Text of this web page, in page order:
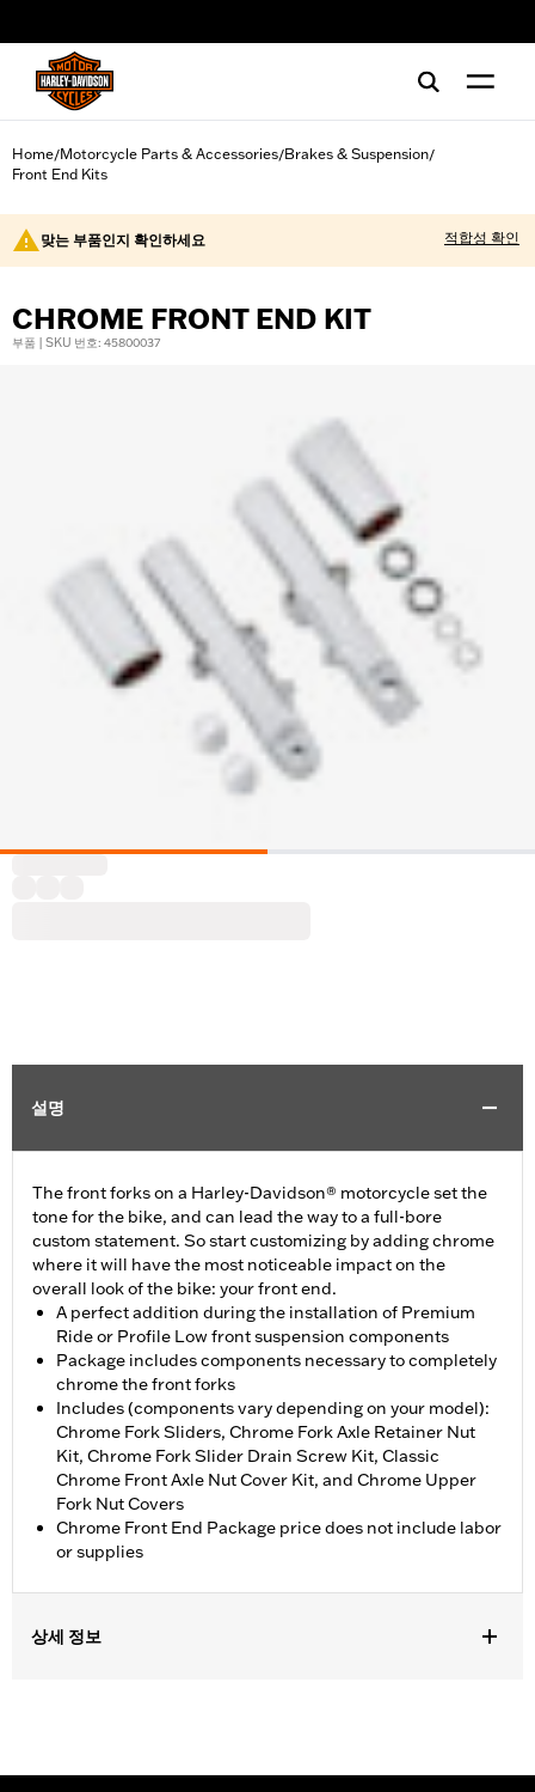
Home/Motorcycle Parts & Accessories/Brakes & Suspension/
Front End Kits
맞는 부품인지 확인하세요 적합성 확인
CHROME FRONT END KIT
부품 | SKU 번호: 45800037
설명
The front forks on a Harley-Davidson® motorcycle set the
tone for the bike, and can lead the way to a full-bore
custom statement. So start customizing by adding chrome
where it will have the most noticeable impact on the
overall look of the bike: your front end.
A perfect addition during the installation of Premium
Ride or Profile Low front suspension components
Package includes components necessary to completely
chrome the front forks
Includes (components vary depending on your model):
Chrome Fork Sliders, Chrome Fork Axle Retainer Nut
Kit, Chrome Fork Slider Drain Screw Kit, Classic
Chrome Front Axle Nut Cover Kit, and Chrome Upper
Fork Nut Covers
Chrome Front End Package price does not include labor
or supplies
상세 정보